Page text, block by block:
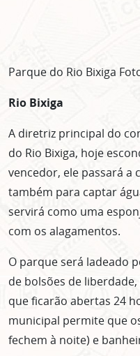
Parque do Rio Bixiga
Rio Bixiga
A diretriz principal do
do Rio Bixiga, hoje
vencedor, ele passará a
também para captar
servirá como uma
com os alagamentos.
O parque será ladeado
de bolsões de
que ficarão abertas 24
municipal permite que
fechem à noite) e